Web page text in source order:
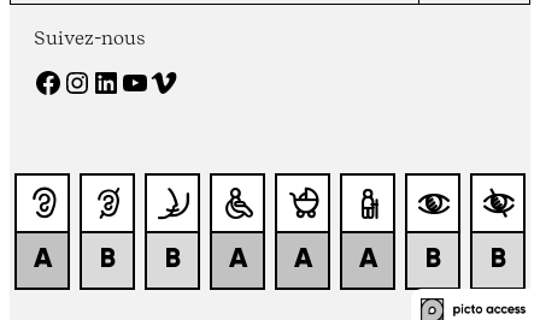
Suivez-nous
Facebook Instagram LinkedIn YouTube Vimeo